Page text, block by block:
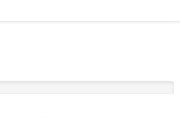
fertiggestellt.